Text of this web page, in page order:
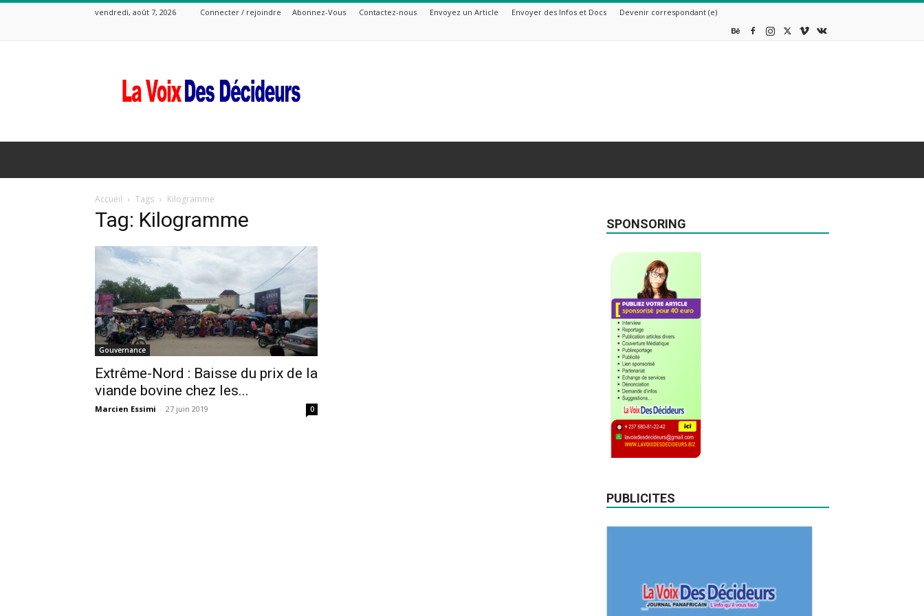
vendredi, août 7, 2026 Connecter / rejoindre Abonnez-Vous Contactez-nous Envoyez un Article Envoyer des Infos et Docs Devenir correspondant (e)
Voix
Des
Accueil Tags Kilogramme
Tag: Kilogramme
Gouvernance
Extrême-Nord : Baisse du prix de la
viande bovine chez les...
Marcien Essimi - 27 juin 2019 0
SPONSORING
PUBLICITES